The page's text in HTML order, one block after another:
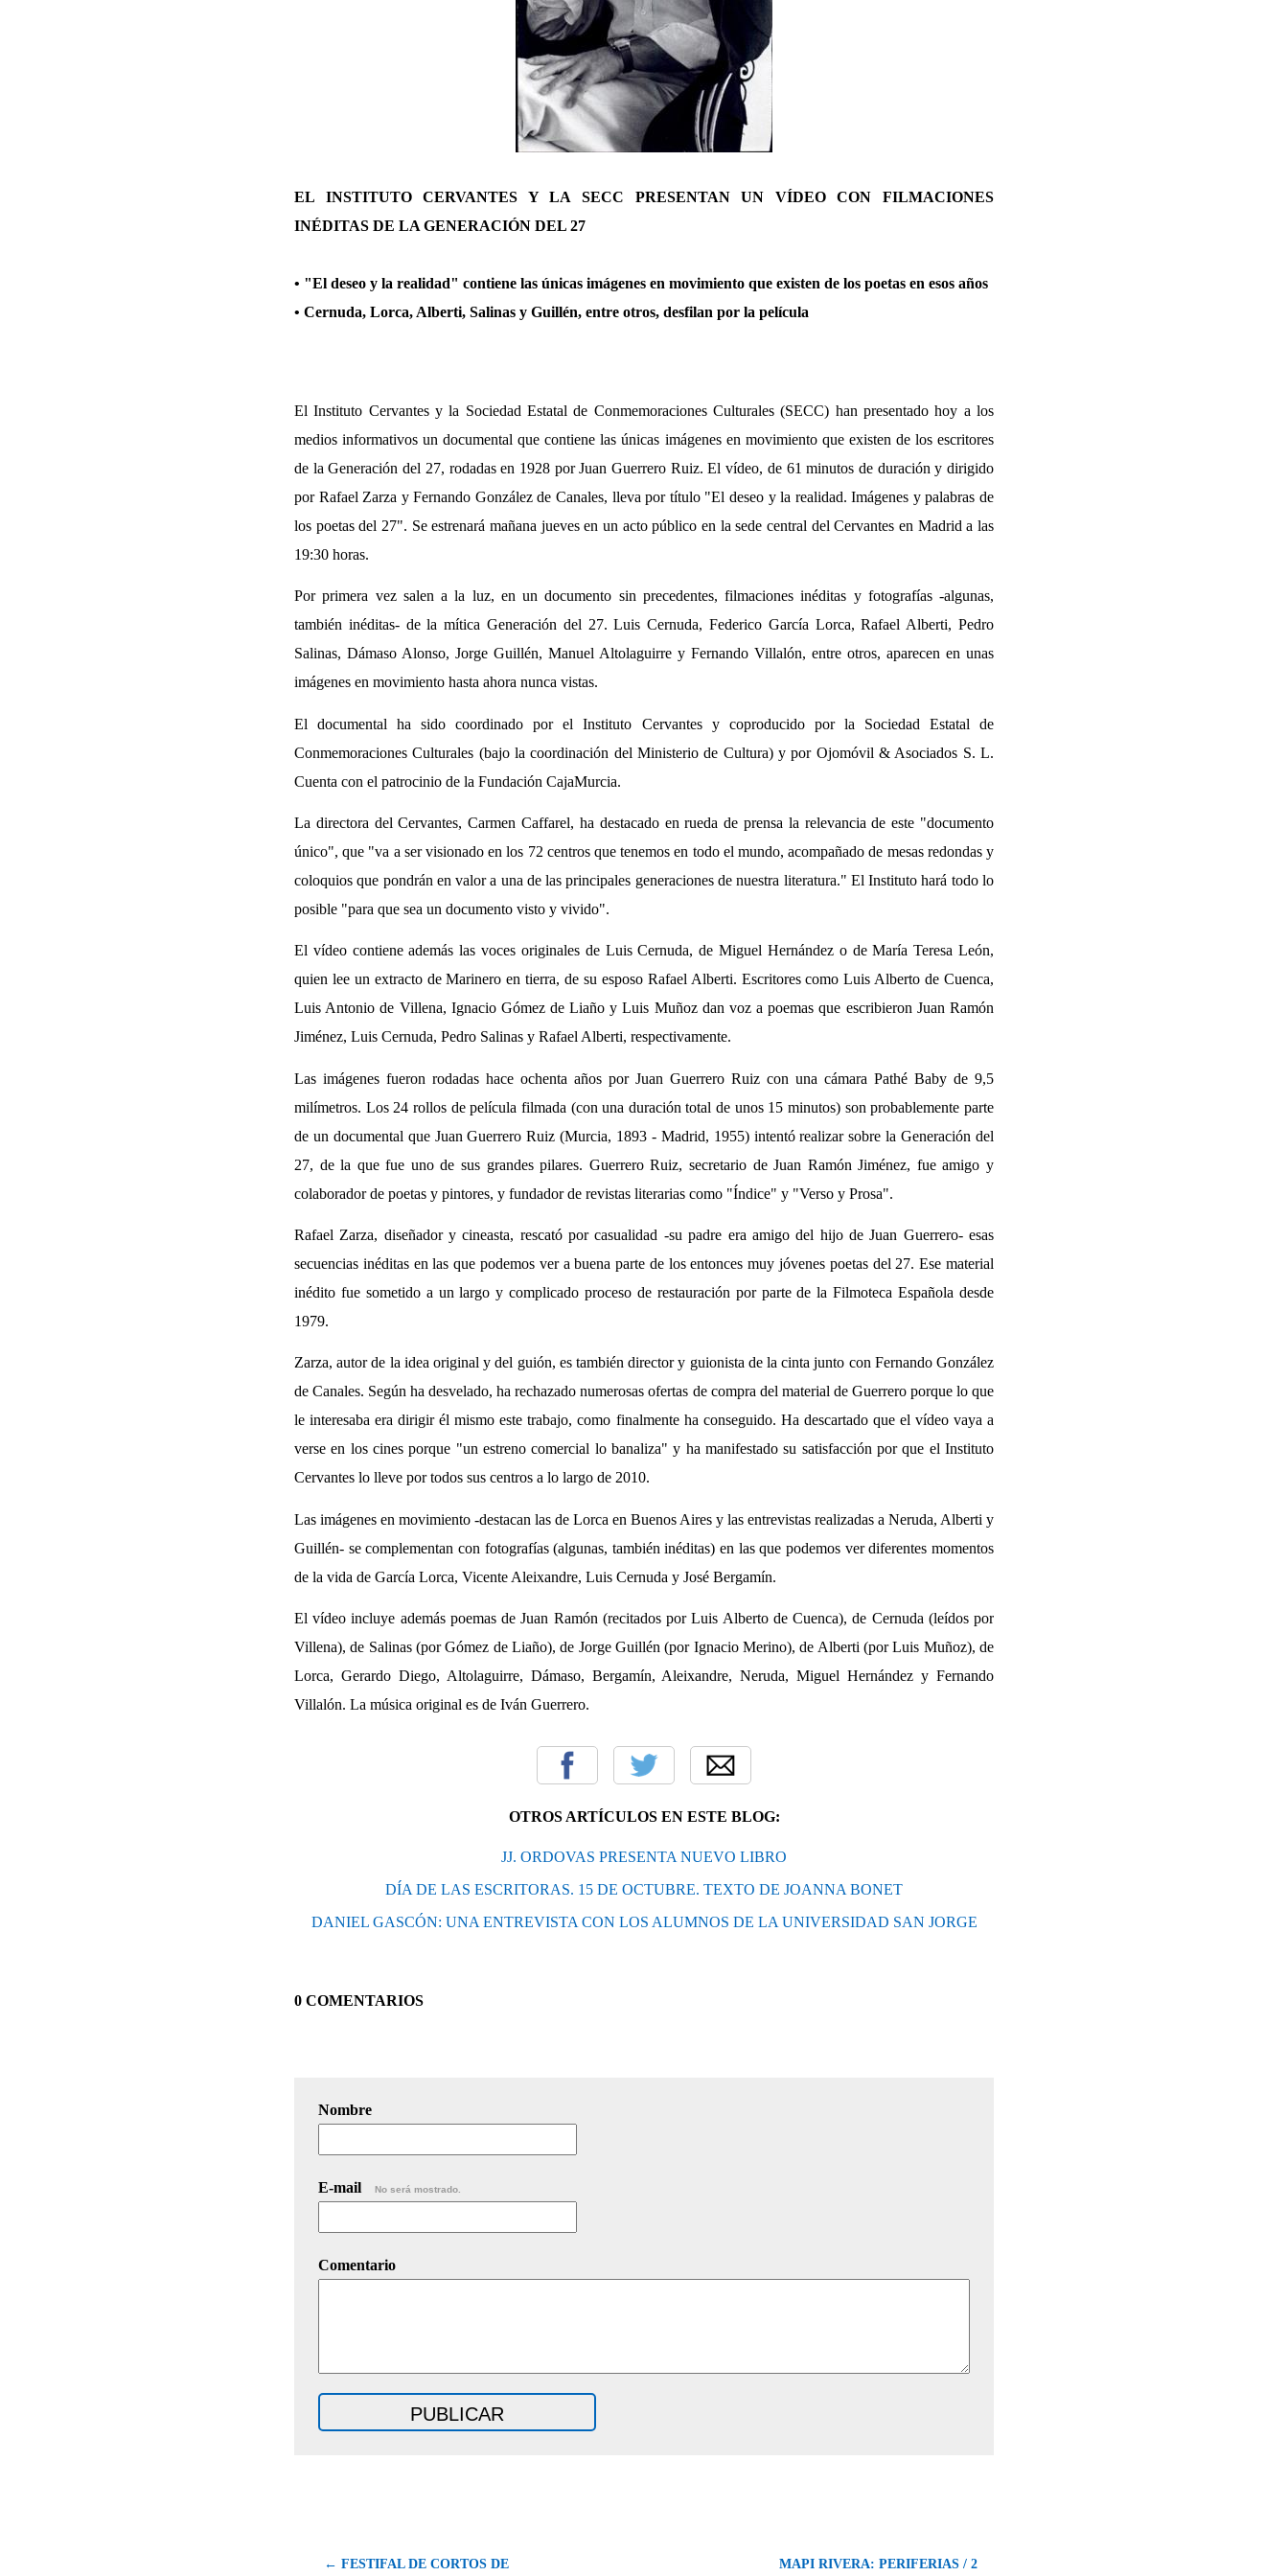
EL INSTITUTO CERVANTES Y LA SECC PRESENTAN UN VÍDEO CON FILMACIONES
INÉDITAS DE LA GENERACIÓN DEL 27
• "El deseo y la realidad" contiene las únicas imágenes en movimiento que existen de los poetas en esos años
• Cernuda, Lorca, Alberti, Salinas y Guillén, entre otros, desfilan por la película
El Instituto Cervantes y la Sociedad Estatal de Conmemoraciones Culturales (SECC) han presentado hoy a los
medios informativos un documental que contiene las únicas imágenes en movimiento que existen de los escritores
de la Generación del 27, rodadas en 1928 por Juan Guerrero Ruiz. El vídeo, de 61 minutos de duración y dirigido
por Rafael Zarza y Fernando González de Canales, lleva por título "El deseo y la realidad. Imágenes y palabras de
los poetas del 27". Se estrenará mañana jueves en un acto público en la sede central del Cervantes en Madrid a las
19:30 horas.
Por primera vez salen a la luz, en un documento sin precedentes, filmaciones inéditas y fotografías -algunas,
también inéditas- de la mítica Generación del 27. Luis Cernuda, Federico García Lorca, Rafael Alberti, Pedro
Salinas, Dámaso Alonso, Jorge Guillén, Manuel Altolaguirre y Fernando Villalón, entre otros, aparecen en unas
imágenes en movimiento hasta ahora nunca vistas.
El documental ha sido coordinado por el Instituto Cervantes y coproducido por la Sociedad Estatal de
Conmemoraciones Culturales (bajo la coordinación del Ministerio de Cultura) y por Ojomóvil & Asociados S. L.
Cuenta con el patrocinio de la Fundación CajaMurcia.
La directora del Cervantes, Carmen Caffarel, ha destacado en rueda de prensa la relevancia de este "documento
único", que "va a ser visionado en los 72 centros que tenemos en todo el mundo, acompañado de mesas redondas y
coloquios que pondrán en valor a una de las principales generaciones de nuestra literatura." El Instituto hará todo lo
posible "para que sea un documento visto y vivido".
El vídeo contiene además las voces originales de Luis Cernuda, de Miguel Hernández o de María Teresa León,
quien lee un extracto de Marinero en tierra, de su esposo Rafael Alberti. Escritores como Luis Alberto de Cuenca,
Luis Antonio de Villena, Ignacio Gómez de Liaño y Luis Muñoz dan voz a poemas que escribieron Juan Ramón
Jiménez, Luis Cernuda, Pedro Salinas y Rafael Alberti, respectivamente.
Las imágenes fueron rodadas hace ochenta años por Juan Guerrero Ruiz con una cámara Pathé Baby de 9,5
milímetros. Los 24 rollos de película filmada (con una duración total de unos 15 minutos) son probablemente parte
de un documental que Juan Guerrero Ruiz (Murcia, 1893 - Madrid, 1955) intentó realizar sobre la Generación del
27, de la que fue uno de sus grandes pilares. Guerrero Ruiz, secretario de Juan Ramón Jiménez, fue amigo y
colaborador de poetas y pintores, y fundador de revistas literarias como "Índice" y "Verso y Prosa".
Rafael Zarza, diseñador y cineasta, rescató por casualidad -su padre era amigo del hijo de Juan Guerrero- esas
secuencias inéditas en las que podemos ver a buena parte de los entonces muy jóvenes poetas del 27. Ese material
inédito fue sometido a un largo y complicado proceso de restauración por parte de la Filmoteca Española desde
1979.
Zarza, autor de la idea original y del guión, es también director y guionista de la cinta junto con Fernando González
de Canales. Según ha desvelado, ha rechazado numerosas ofertas de compra del material de Guerrero porque lo que
le interesaba era dirigir él mismo este trabajo, como finalmente ha conseguido. Ha descartado que el vídeo vaya a
verse en los cines porque "un estreno comercial lo banaliza" y ha manifestado su satisfacción por que el Instituto
Cervantes lo lleve por todos sus centros a lo largo de 2010.
Las imágenes en movimiento -destacan las de Lorca en Buenos Aires y las entrevistas realizadas a Neruda, Alberti y
Guillén- se complementan con fotografías (algunas, también inéditas) en las que podemos ver diferentes momentos
de la vida de García Lorca, Vicente Aleixandre, Luis Cernuda y José Bergamín.
El vídeo incluye además poemas de Juan Ramón (recitados por Luis Alberto de Cuenca), de Cernuda (leídos por
Villena), de Salinas (por Gómez de Liaño), de Jorge Guillén (por Ignacio Merino), de Alberti (por Luis Muñoz), de
Lorca, Gerardo Diego, Altolaguirre, Dámaso, Bergamín, Aleixandre, Neruda, Miguel Hernández y Fernando
Villalón. La música original es de Iván Guerrero.
OTROS ARTÍCULOS EN ESTE BLOG:
JJ. ORDOVAS PRESENTA NUEVO LIBRO
DÍA DE LAS ESCRITORAS. 15 DE OCTUBRE. TEXTO DE JOANNA BONET
DANIEL GASCÓN: UNA ENTREVISTA CON LOS ALUMNOS DE LA UNIVERSIDAD SAN JORGE
0 COMENTARIOS
Nombre
E-mail No será mostrado.
Comentario
← FESTIFAL DE CORTOS DE MAPI RIVERA: PERIFERIAS / 2